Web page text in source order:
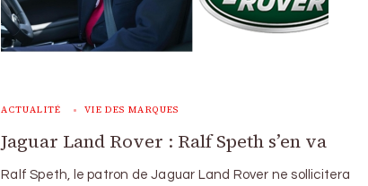
ACTUALITÉ VIE DES MARQUES
Jaguar Land Rover : Ralf Speth s’en va
Ralf Speth, le patron de Jaguar Land Rover ne sollicitera